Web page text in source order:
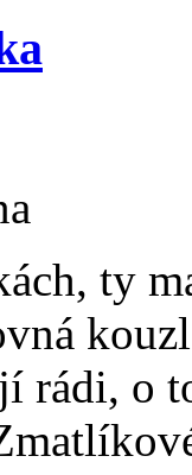
ty
rádi, o